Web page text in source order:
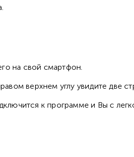
на свой смартфон.
верхнем углу увидите две
к программе и Вы с